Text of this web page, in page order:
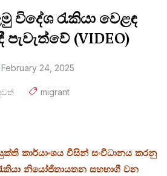
විදේශ රැකියා වෙළඳ
(VIDEO)
February 24, 2025
migrant
කාර්යාංශය විසින් සංවිධානය කරනු
නියෝජිතායතන සහභාගී වන